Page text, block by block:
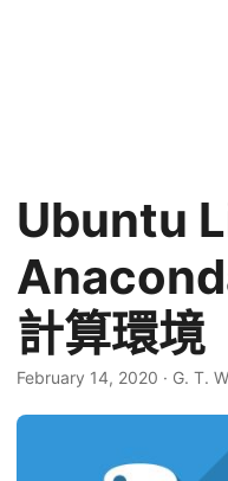
Ubuntu
計算環境
February 14, 2020 · G. T.